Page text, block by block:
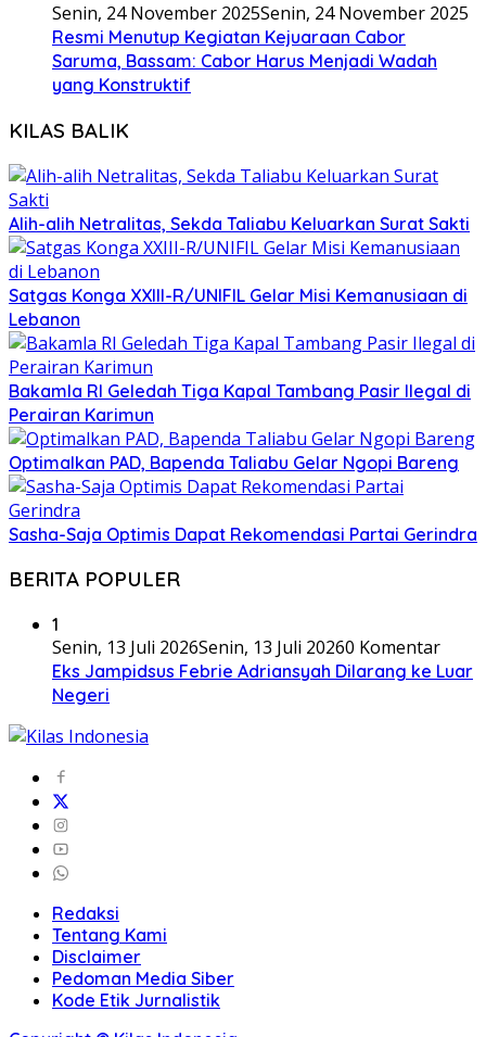
Senin, 24 November 2025Senin, 24 November 2025
Resmi Menutup Kegiatan Kejuaraan Cabor
Saruma, Bassam: Cabor Harus Menjadi Wadah
yang Konstruktif
KILAS BALIK
Alih-alih Netralitas, Sekda Taliabu Keluarkan Surat Sakti
Satgas Konga XXIII-R/UNIFIL Gelar Misi Kemanusiaan di
Lebanon
Bakamla RI Geledah Tiga Kapal Tambang Pasir Ilegal di
Perairan Karimun
Optimalkan PAD, Bapenda Taliabu Gelar Ngopi Bareng
Sasha-Saja Optimis Dapat Rekomendasi Partai Gerindra
BERITA POPULER
1
Senin, 13 Juli 2026Senin, 13 Juli 20260 Komentar
Eks Jampidsus Febrie Adriansyah Dilarang ke Luar
Negeri
Redaksi
Tentang Kami
Disclaimer
Pedoman Media Siber
Kode Etik Jurnalistik